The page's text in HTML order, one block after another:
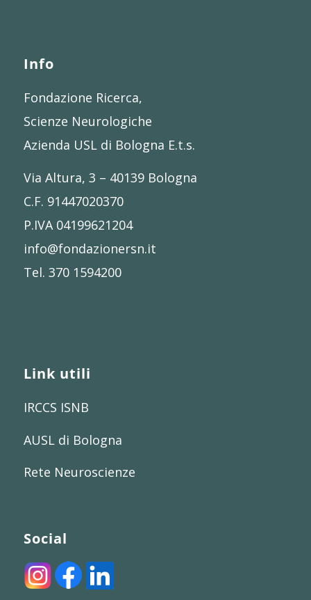
Info
Fondazione Ricerca,
Scienze Neurologiche
Azienda USL di Bologna E.t.s.
Via Altura, 3 – 40139 Bologna
C.F. 91447020370
P.IVA 04199621204
info@fondazionersn.it
Tel. 370 1594200
Link utili
IRCCS ISNB
AUSL di Bologna
Rete Neuroscienze
Social